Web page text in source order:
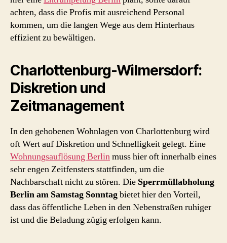
achten, dass die Profis mit ausreichend Personal
kommen, um die langen Wege aus dem Hinterhaus
effizient zu bewältigen.
Charlottenburg-Wilmersdorf:
Diskretion und
Zeitmanagement
In den gehobenen Wohnlagen von Charlottenburg wird
oft Wert auf Diskretion und Schnelligkeit gelegt. Eine
Wohnungsauflösung Berlinmuss hier oft innerhalb eines
sehr engen Zeitfensters stattfinden, um die
Nachbarschaft nicht zu stören. Die Sperrmüllabholung
Berlin am Samstag Sonntagbietet hier den Vorteil,
dass das öffentliche Leben in den Nebenstraßen ruhiger
ist und die Beladung zügig erfolgen kann.